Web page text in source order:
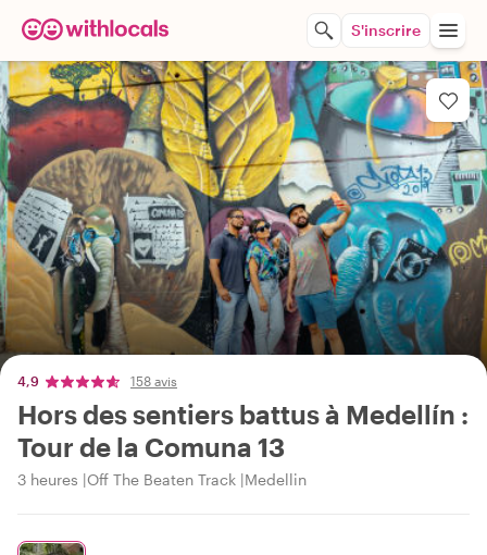
S'inscrire
4,9 158 avis
Hors des sentiers battus à Medellín :
Tour de la Comuna 13
3 heures Off The Beaten Track Medellin